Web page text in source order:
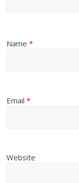
Name*
Email*
Website